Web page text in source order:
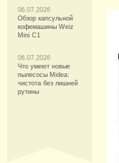
06.07.2026
Обзор капсульной
кофемашины Weiz
Mini C1
06.07.2026
Что умеют новые
пылесосы Midea:
чистота без лишней
рутины